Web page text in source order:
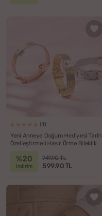
(1)
Yeni Anneye Doğum Hediyesi Tarih
Özelleştirmeli Hasır Örme Bileklik
%20
indirim
749.90 TL
599.90 TL